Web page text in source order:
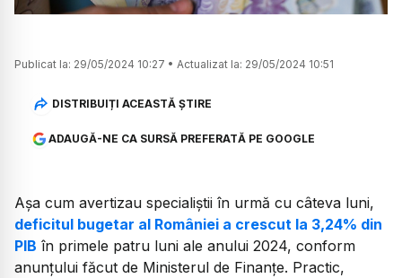
Publicat la: 29/05/2024 10:27 • Actualizat la: 29/05/2024 10:51
DISTRIBUIȚI ACEASTĂ ȘTIRE
ADAUGĂ-NE CA SURSĂ PREFERATĂ PE GOOGLE
Așa cum avertizau specialiștii în urmă cu câteva luni,
deficitul bugetar al României a crescut la 3,24% din
PIB în primele patru luni ale anului 2024, conform
anunțului făcut de Ministerul de Finanţe. Practic,